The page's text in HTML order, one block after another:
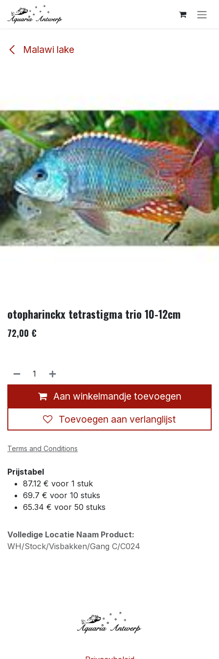
Overslaan naar inhoud
Malawi lake
otopharinckx tetrastigma trio 10-12cm
72,00 €
Aan winkelmandje toevoegen
Toevoegen aan verlanglijst
Terms and Conditions
Prijstabel
87.12 € voor 1 stuk
69.7 € voor 10 stuks
65.34 € voor 50 stuks
Volledige Locatie Naam Product:
WH/Stock/Visbakken/Gang C/C024